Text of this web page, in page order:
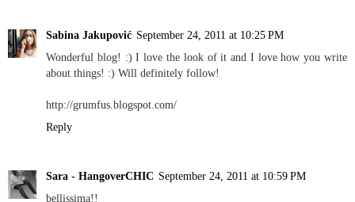
Sabina Jakupović September 24, 2011 at 10:25 PM
Wonderful blog! :) I love the look of it and I love how you write
about things! :) Will definitely follow!
http://grumfus.blogspot.com/
Reply
Sara - HangoverCHIC September 24, 2011 at 10:59 PM
bellissima!!